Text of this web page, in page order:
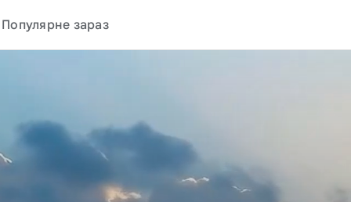
Популярне зараз